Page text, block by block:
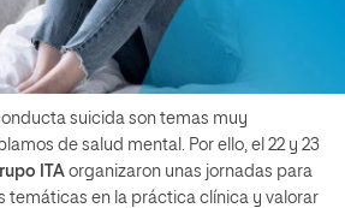
suicida son temas muy
de salud mental. Por ello, el 22 y 23
ITA organizaron unas jornadas para
temáticas en la práctica clínica y valorar